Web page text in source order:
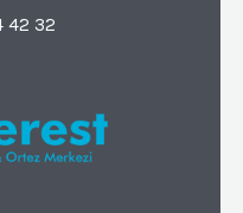
42 32